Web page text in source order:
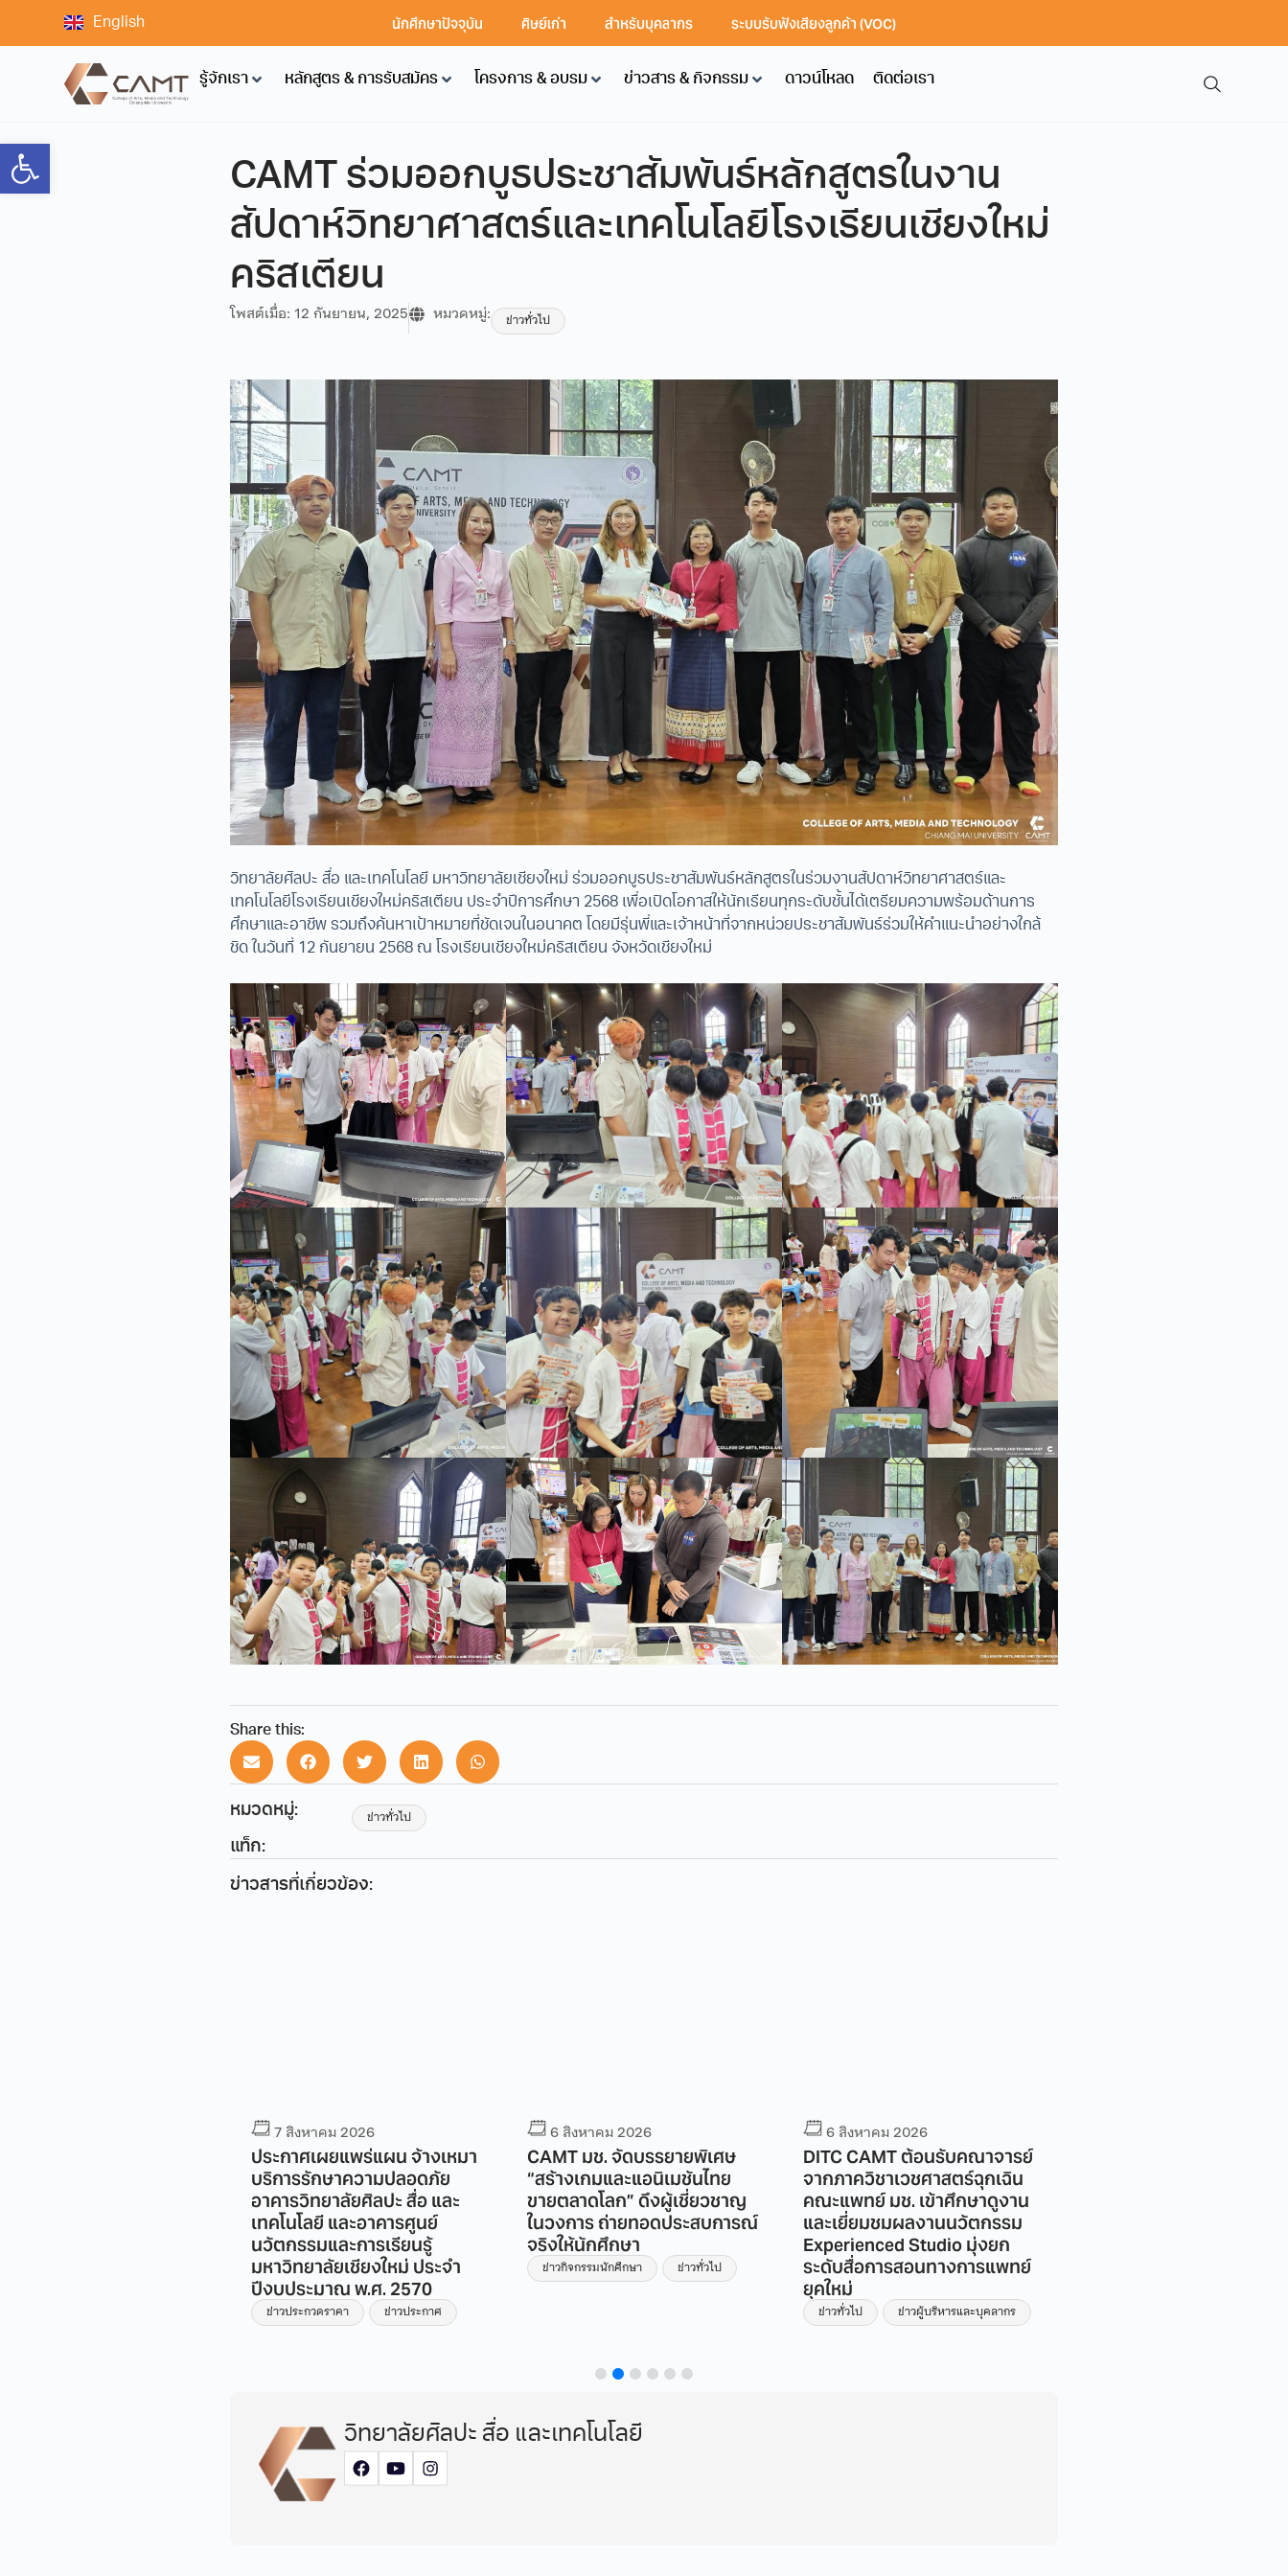
Open toolbar
English นักศึกษาปัจจุบัน ศิษย์เก่า สำหรับบุคลากร ระบบรับฟังเสียงลูกค้า (VOC)
รู้จักเรา หลักสูตร & การรับสมัคร โครงการ & อบรม ข่าวสาร & กิจกรรม ดาวน์โหลด ติดต่อเรา
CAMT ร่วมออกบูธประชาสัมพันธ์หลักสูตรในงาน
สัปดาห์วิทยาศาสตร์และเทคโนโลยีโรงเรียนเชียงใหม่
คริสเตียน
โพสต์เมื่อ: 12 กันยายน, 2025 หมวดหมู่: ข่าวทั่วไป
วิทยาลัยศิลปะ สื่อ และเทคโนโลยี มหาวิทยาลัยเชียงใหม่ ร่วมออกบูธประชาสัมพันธ์หลักสูตรในร่วมงานสัปดาห์วิทยาศาสตร์และ
เทคโนโลยีโรงเรียนเชียงใหม่คริสเตียน ประจำปีการศึกษา 2568 เพื่อเปิดโอกาสให้นักเรียนทุกระดับชั้นได้เตรียมความพร้อมด้านการ
ศึกษาและอาชีพ รวมถึงค้นหาเป้าหมายที่ชัดเจนในอนาคต โดยมีรุ่นพี่และเจ้าหน้าที่จากหน่วยประชาสัมพันธ์ร่วมให้คำแนะนำอย่างใกล้
ชิด ในวันที่ 12 กันยายน 2568 ณ โรงเรียนเชียงใหม่คริสเตียน จังหวัดเชียงใหม่
Share this:
หมวดหมู่:
ข่าวทั่วไป
แท็ก:
ข่าวสารที่เกี่ยวข้อง:
7 สิงหาคม 2026
ประกาศเผยแพร่แผน จ้างเหมา
บริการรักษาความปลอดภัย
อาคารวิทยาลัยศิลปะ สื่อ และ
เทคโนโลยี และอาคารศูนย์
นวัตกรรมและการเรียนรู้
มหาวิทยาลัยเชียงใหม่ ประจำ
ปีงบประมาณ พ.ศ. 2570
ข่าวประกวดราคา ข่าวประกาศ
6 สิงหาคม 2026
CAMT มช. จัดบรรยายพิเศษ
“สร้างเกมและแอนิเมชันไทย
ขายตลาดโลก” ดึงผู้เชี่ยวชาญ
ในวงการ ถ่ายทอดประสบการณ์
จริงให้นักศึกษา
ข่าวกิจกรรมนักศึกษา ข่าวทั่วไป
6 สิงหาคม 2026
DITC CAMT ต้อนรับคณาจารย์
จากภาควิชาเวชศาสตร์ฉุกเฉิน
คณะแพทย์ มช. เข้าศึกษาดูงาน
และเยี่ยมชมผลงานนวัตกรรม
Experienced Studio มุ่งยก
ระดับสื่อการสอนทางการแพทย์
ยุคใหม่
ข่าวทั่วไป ข่าวผู้บริหารและบุคลากร
วิทยาลัยศิลปะ สื่อ และเทคโนโลยี